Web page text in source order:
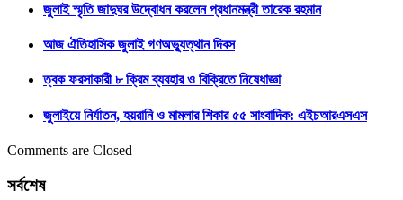
জুলাই স্মৃতি জাদুঘর উদ্বোধন করলেন প্রধানমন্ত্রী তারেক রহমান
আজ ঐতিহাসিক জুলাই গণঅভ্যুত্থান দিবস
ত্বক ফরসাকারী ৮ ক্রিম ব্যবহার ও বিক্রিতে নিষেধাজ্ঞা
জুলাইয়ে নির্যাতন, হয়রানি ও মামলার শিকার ৫৫ সাংবাদিক: এইচআরএসএস
Comments are Closed
সর্বশেষ